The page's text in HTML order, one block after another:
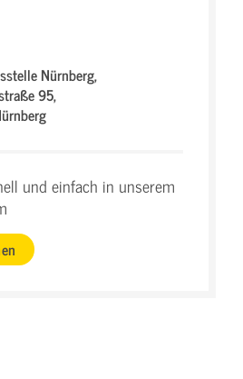
Nürnberg,
95,
und einfach in unserem